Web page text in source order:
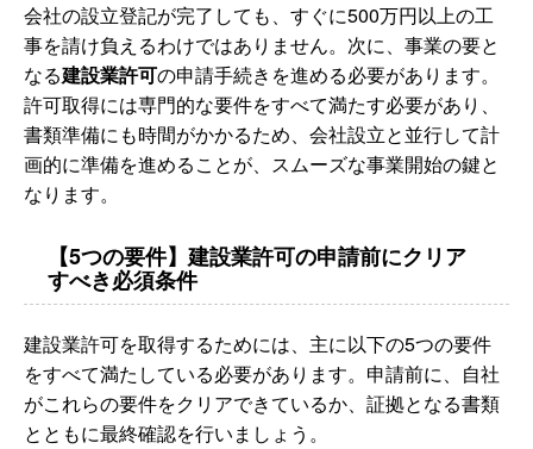
会社の設立登記が完了しても、すぐに500万円以上の工
事を請け負えるわけではありません。次に、事業の要と
なる建設業許可の申請手続きを進める必要があります。
許可取得には専門的な要件をすべて満たす必要があり、
書類準備にも時間がかかるため、会社設立と並行して計
画的に準備を進めることが、スムーズな事業開始の鍵と
なります。
【5つの要件】建設業許可の申請前にクリア
すべき必須条件
建設業許可を取得するためには、主に以下の5つの要件
をすべて満たしている必要があります。申請前に、自社
がこれらの要件をクリアできているか、証拠となる書類
とともに最終確認を行いましょう。